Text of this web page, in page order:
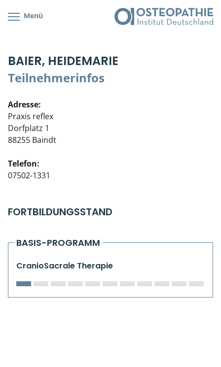
Menü
BAIER, HEIDEMARIE
Teilnehmerinfos
Adresse:
Praxis reflex
Dorfplatz 1
88255 Baindt
Telefon:
07502-1331
FORTBILDUNGSSTAND
BASIS-PROGRAMM
CranioSacrale Therapie
Cranial/Neurale Osteopathie
Parietale Osteopathie
Viszerale Osteopathie
Klinische & Praktische Kurse
Live Online-Kurse
Kursorte mit Kursangeboten
Bonus-Programm
Veranstaltungsticket DB
Wissenswertes
Teilnehmerliste
Stellenbörse
Soziales Engagement